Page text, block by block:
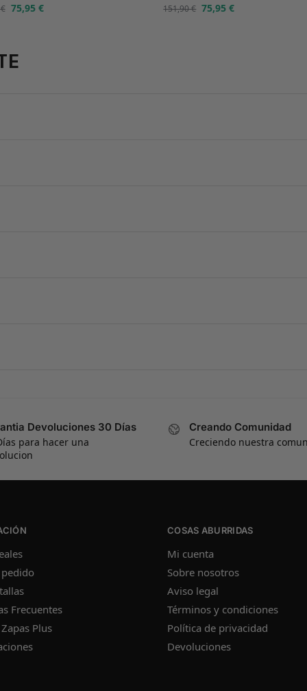
€ 75,95 € 151,90€ 75,95€
Devoluciones 30 Días
para hacer una
Creando Comunidad
Creciendo nuestra
Frecuentes
Plus
COSAS ABURRIDAS
Mi cuenta
Sobre nosotros
Aviso legal
Términos y condiciones
Política de privacidad
Devoluciones